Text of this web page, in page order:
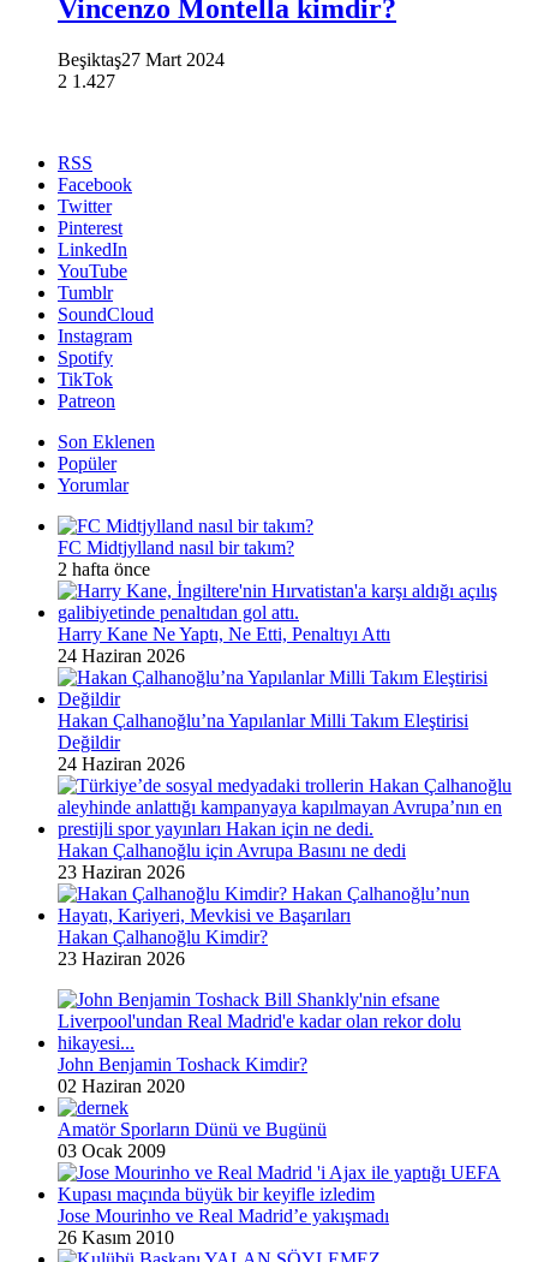
Vincenzo Montella kimdir?
Beşiktaş27 Mart 2024
2 1.427
RSS
Facebook
Twitter
Pinterest
LinkedIn
YouTube
Tumblr
SoundCloud
Instagram
Spotify
TikTok
Patreon
Son Eklenen
Popüler
Yorumlar
FC Midtjylland nasıl bir takım?
2 hafta önce
Harry Kane Ne Yaptı, Ne Etti, Penaltıyı Attı
24 Haziran 2026
Hakan Çalhanoğlu’na Yapılanlar Milli Takım Eleştirisi
Değildir
24 Haziran 2026
Hakan Çalhanoğlu için Avrupa Basını ne dedi
23 Haziran 2026
Hakan Çalhanoğlu Kimdir?
23 Haziran 2026
John Benjamin Toshack Kimdir?
02 Haziran 2020
Amatör Sporların Dünü ve Bugünü
03 Ocak 2009
Jose Mourinho ve Real Madrid’e yakışmadı
26 Kasım 2010